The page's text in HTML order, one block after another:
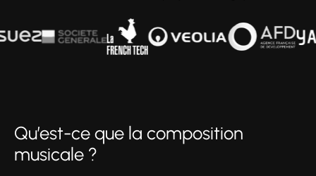
Qu’est-ce que la composition
musicale ?